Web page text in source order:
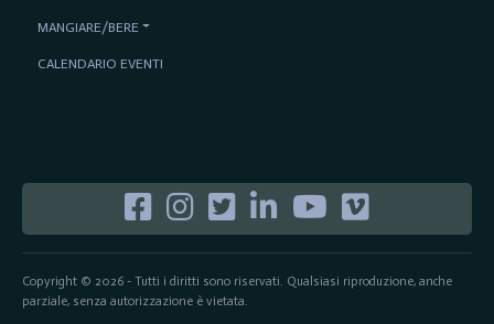
Copyright © 2026 - Tutti i diritti sono riservati. Qualsiasi riproduzione, anche
parziale, senza autorizzazione è vietata.
MANGIARE/BERE
CALENDARIO EVENTI